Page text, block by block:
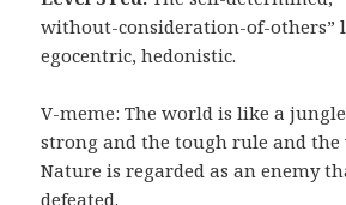
without-consideration-of-others”
egocentric, hedonistic.
V-meme: The world is like a
strong and the tough rule and the
Nature is regarded as an enemy
defeated.